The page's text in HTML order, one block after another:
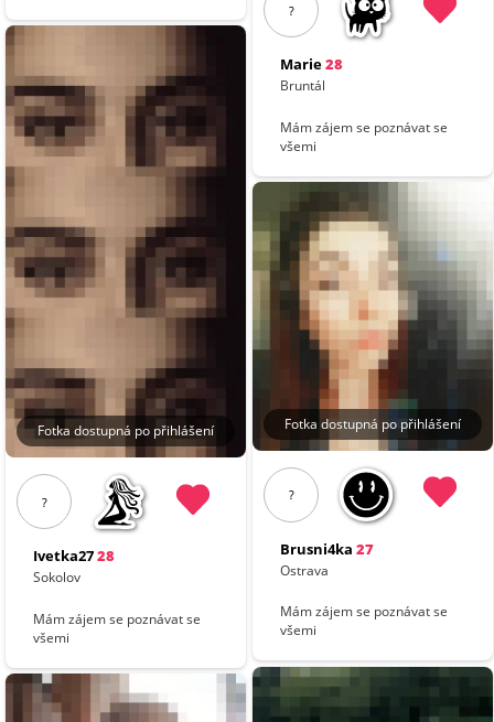
Fotka dostupná po přihlášení
?
Ivetka2728
Sokolov
Mám zájem se poznávat se
všemi
?
Marie28
Bruntál
Mám zájem se poznávat se
všemi
Fotka dostupná po přihlášení
?
Brusni4ka 27
Ostrava
Mám zájem se poznávat se
všemi